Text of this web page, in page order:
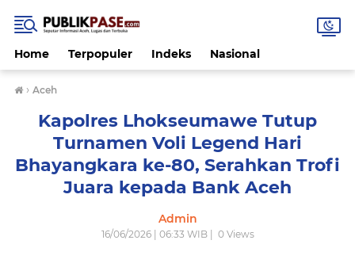
Home Terpopuler Indeks Nasional
› Aceh
Kapolres Lhokseumawe Tutup
Turnamen Voli Legend Hari
Bhayangkara ke-80, Serahkan Trofi
Juara kepada Bank Aceh
Admin
16/06/2026 | 06:33 WIB | 0Views